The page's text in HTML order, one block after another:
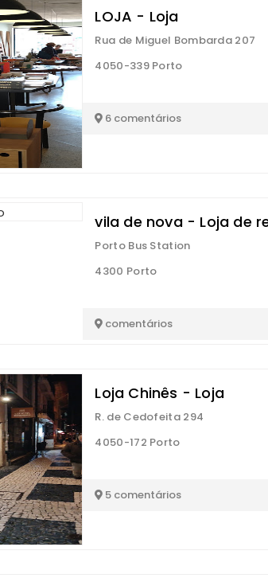
LOJA - Loja
Rua de Miguel Bombarda 207
4050-339 Porto
6 comentários
vila de nova - Loja de
Porto Bus Station
4300 Porto
comentários
Loja Chinês - Loja
R. de Cedofeita 294
4050-172 Porto
5 comentários